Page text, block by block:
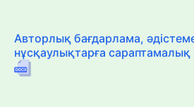
Авторлық бағдарлама,
нұсқаулықтарға